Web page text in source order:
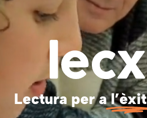
Lectura per al’èxit